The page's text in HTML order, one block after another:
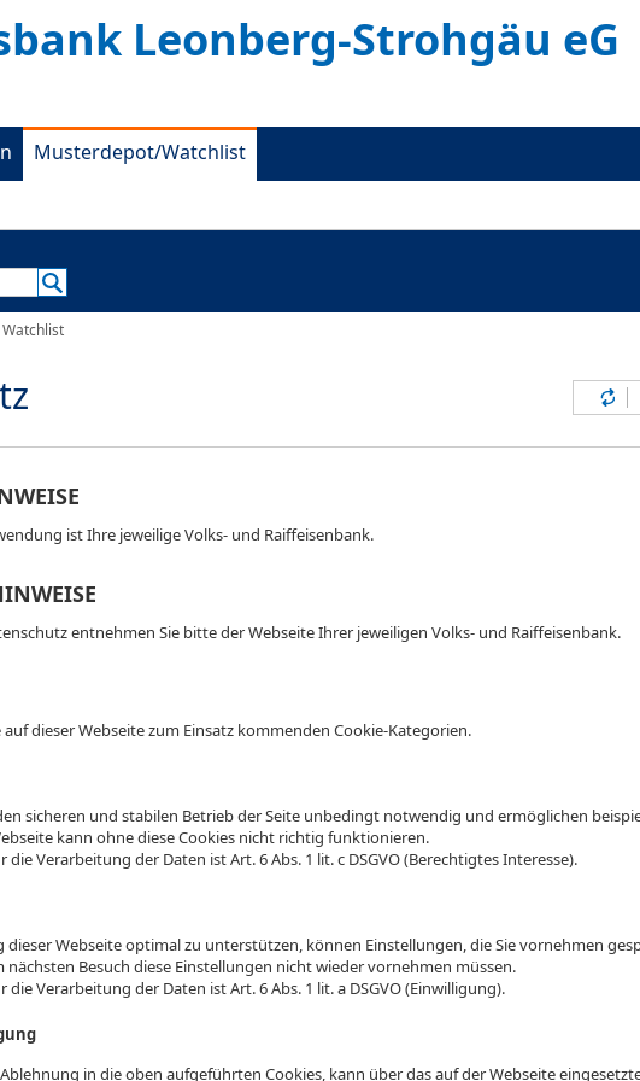
Leonberg-Strohgäu eG
Musterdepot/Watchlist
Watchlist
ist Ihre jeweilige Volks- und Raiffeisenbank.
entnehmen Sie bitte der Webseite Ihrer jeweiligen Volks- und Raiffeisenbank.
dieser Webseite zum Einsatz kommenden Cookie-Kategorien.
sicheren und stabilen Betrieb der Seite unbedingt notwendig und ermöglichen
kann ohne diese Cookies nicht richtig funktionieren.
die Verarbeitung der Daten ist Art. 6 Abs. 1 lit. c DSGVO (Berechtigtes Interesse).
dieser Webseite optimal zu unterstützen, können Einstellungen, die Sie vornehmen
nächsten Besuch diese Einstellungen nicht wieder vornehmen müssen.
die Verarbeitung der Daten ist Art. 6 Abs. 1 lit. a DSGVO (Einwilligung).
in die oben aufgeführten Cookies, kann über das auf der Webseite